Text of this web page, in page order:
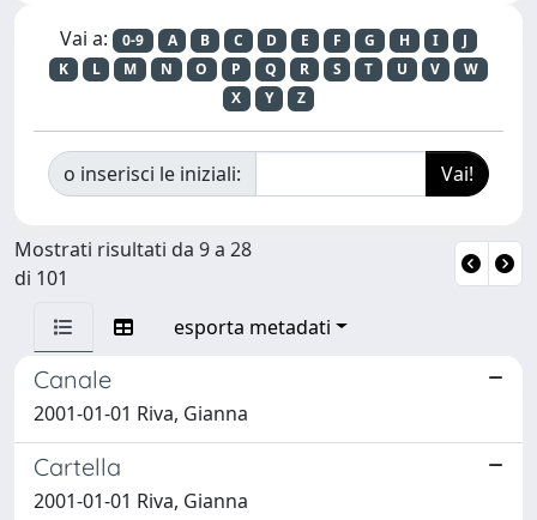
Vai a: 0-9 A B C D E F G H I
J
K
L M N O P Q R S T U V
W
X
Y Z
o inserisci le iniziali:
Mostrati risultati da 9 a 28
di 101
esporta metadati
Canale
2001-01-01 Riva, Gianna
Cartella
2001-01-01 Riva, Gianna